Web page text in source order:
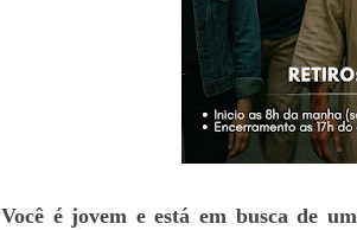
Você é jovem e está em busca de